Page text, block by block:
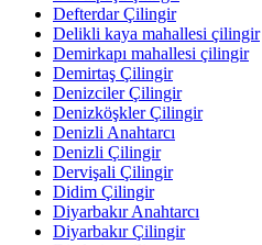
Defterdar Çilingir
Delikli kaya mahallesi çilingir
Demirkapı mahallesi çilingir
Demirtaş Çilingir
Denizciler Çilingir
Denizköşkler Çilingir
Denizli Anahtarcı
Denizli Çilingir
Dervişali Çilingir
Didim Çilingir
Diyarbakır Anahtarcı
Diyarbakır Çilingir